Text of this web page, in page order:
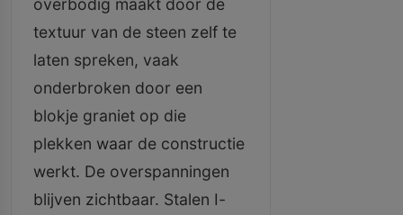
overbodig maakt door de
textuur van de steen zelf te
laten spreken, vaak
onderbroken door een
blokje graniet op die
plekken waar de constructie
werkt. De overspanningen
blijven zichtbaar. Stalen I-